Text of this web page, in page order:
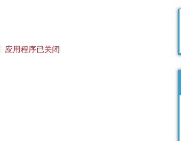
应用程序已关闭